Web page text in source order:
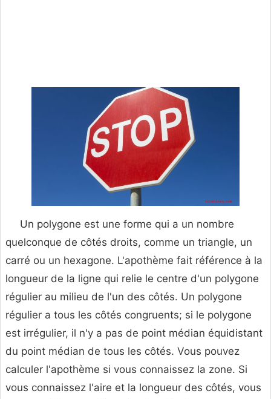
Un polygone est une forme qui a un nombre
quelconque de côtés droits, comme un triangle, un
carré ou un hexagone. L'apothème fait référence à la
longueur de la ligne qui relie le centre d'un polygone
régulier au milieu de l'un des côtés. Un polygone
régulier a tous les côtés congruents; si le polygone
est irrégulier, il n'y a pas de point médian équidistant
du point médian de tous les côtés. Vous pouvez
calculer l'apothème si vous connaissez la zone. Si
vous connaissez l'aire et la longueur des côtés, vous